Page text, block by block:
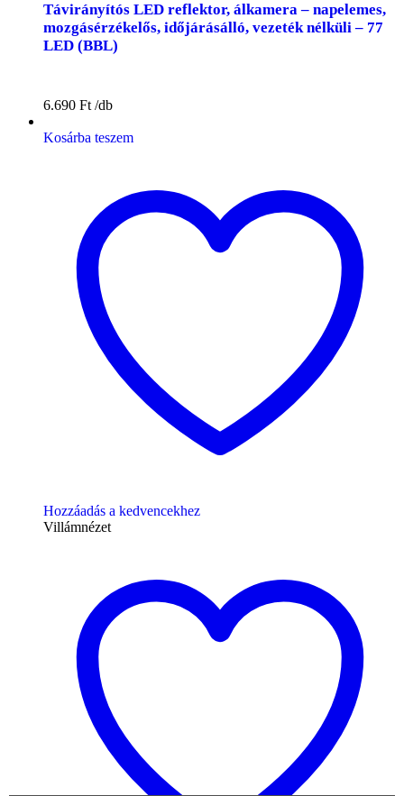
Távirányítós LED reflektor, álkamera – napelemes,
mozgásérzékelős, időjárásálló, vezeték nélküli – 77
LED (BBL)
6.690 Ft
Kosárba teszem
Hozzáadás a kedvencekhez
Villámnézet